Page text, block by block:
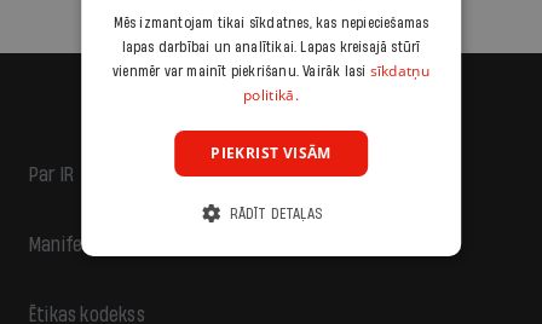
Par IR
Manifests
Ētikas kodekss
Mēs izmantojam tikai sīkdatnes, kas nepieciešamas
lapas darbībai un analītikai. Lapas kreisajā stūrī
vienmēr var mainīt piekrišanu. Vairāk lasi sīkdatņu
politikā.
PIEKRIST VISĀM
RĀDĪT DETAĻAS